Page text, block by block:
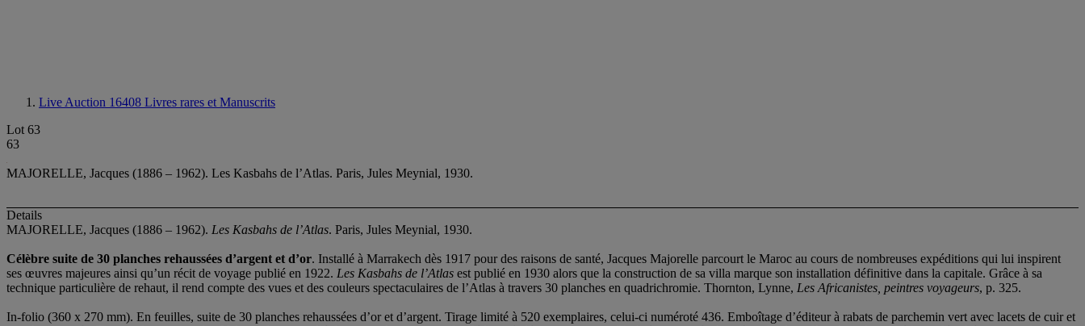
Live Auction 16408 Livres rares et Manuscrits
Lot 63
63
MAJORELLE, Jacques (1886 – 1962). Les Kasbahs de l’Atlas. Paris, Jules Meynial, 1930.
Details
MAJORELLE, Jacques (1886 – 1962). Les Kasbahs de l’Atlas. Paris, Jules Meynial, 1930.
Célèbre suite de 30 planches rehaussées d’argent et d’or. Installé à Marrakech dès 1917 pour des raisons de santé, Jacques Majorelle parcourt le Maroc au cours de nombreuses expéditions qui lui inspirent
ses œuvres majeures ainsi qu’un récit de voyage publié en 1922. Les Kasbahs de l’Atlas est publié en 1930 alors que la construction de sa villa marque son installation définitive dans la capitale. Grâce à sa
technique particulière de rehaut, il rend compte des vues et des couleurs spectaculaires de l’Atlas à travers 30 planches en quadrichromie. Thornton, Lynne, Les Africanistes, peintres voyageurs, p. 325.
In-folio (360 x 270 mm). En feuilles, suite de 30 planches rehaussées d’or et d’argent. Tirage limité à 520 exemplaires, celui-ci numéroté 436. Emboîtage d’éditeur à rabats de parchemin vert avec lacets de cuir et